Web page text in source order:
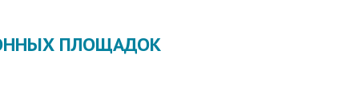
ПЛОЩАДОК